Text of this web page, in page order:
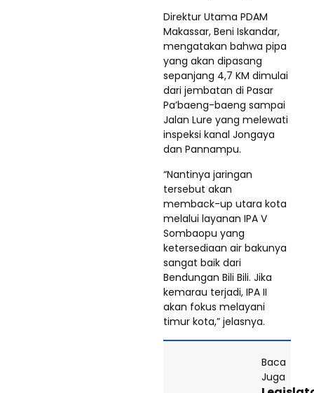
Direktur Utama PDAM
Makassar, Beni Iskandar,
mengatakan bahwa pipa
yang akan dipasang
sepanjang 4,7 KM dimulai
dari jembatan di Pasar
Pa’baeng-baeng sampai
Jalan Lure yang melewati
inspeksi kanal Jongaya
dan Pannampu.
“Nantinya jaringan
tersebut akan
memback-up utara kota
melalui layanan IPA V
Sombaopu yang
ketersediaan air bakunya
sangat baik dari
Bendungan Bili Bili. Jika
kemarau terjadi, IPA II
akan fokus melayani
timur kota,” jelasnya.
Baca
Juga